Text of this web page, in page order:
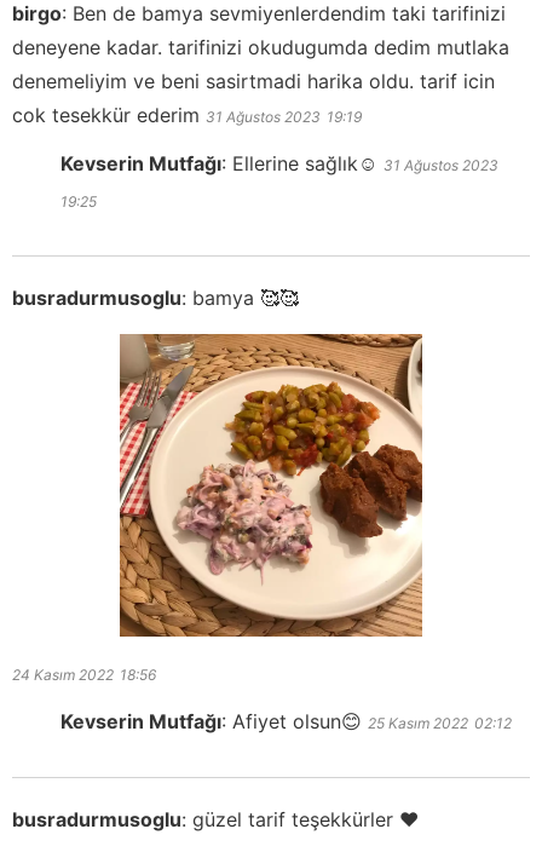
birgo: Ben de bamya sevmiyenlerdendim taki tarifinizi
deneyene kadar. tarifinizi okudugumda dedim mutlaka
denemeliyim ve beni sasirtmadi harika oldu. tarif icin
cok tesekkür ederim 31 Ağustos 2023 19:19
Kevserin Mutfağı: Ellerine sağlık☺️ 31 Ağustos 2023
19:25
busradurmusoglu: bamya 🥰🥰
24 Kasım 2022 18:56
Kevserin Mutfağı: Afiyet olsun😊 25 Kasım 2022 02:12
busradurmusoglu: güzel tarif teşekkürler ♥️